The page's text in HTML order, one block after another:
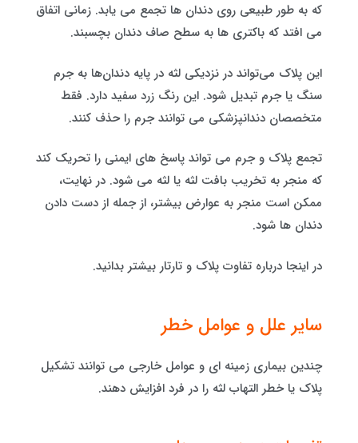
که به طور طبیعی روی دندان ها تجمع می یابد. زمانی اتفاق
می افتد که باکتری ها به سطح صاف دندان بچسبند.
این پلاک می‌تواند در نزدیکی لثه در پایه دندان‌ها به جرم
سنگ یا جرم تبدیل شود. این رنگ زرد سفید دارد. فقط
متخصصان دندانپزشکی می توانند جرم را حذف کنند.
تجمع پلاک و جرم می تواند پاسخ های ایمنی را تحریک کند
که منجر به تخریب بافت لثه یا لثه می شود. در نهایت،
ممکن است منجر به عوارض بیشتر، از جمله از دست دادن
دندان ها شود.
در اینجا درباره تفاوت پلاک و تارتار بیشتر بدانید.
سایر علل و عوامل خطر
چندین بیماری زمینه ای و عوامل خارجی می توانند تشکیل
پلاک یا خطر التهاب لثه را در فرد افزایش دهند.